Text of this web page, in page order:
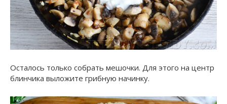
Осталось только собрать мешочки. Для этого на центр
блинчика выложите грибную начинку.